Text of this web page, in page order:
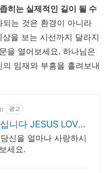
히는 실제적인 길이 될 수
는 것은 환경이 아니라
을 보는 시선까지 달라지
을 열어보세요. 하나님은
임재와 부흥을 흘려보내
광고
니다 JESUS LOVES
신을 얼마나 사랑하시
세요.